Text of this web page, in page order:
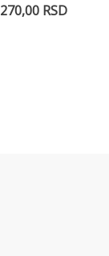
270,00 RSD